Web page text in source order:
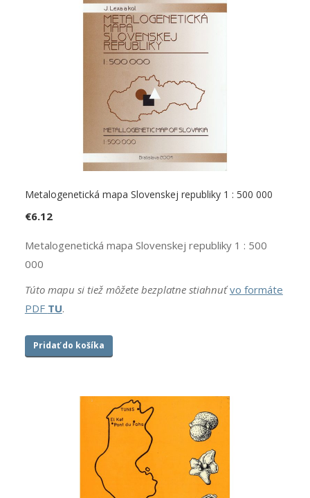
Metalogenetická mapa Slovenskej republiky 1 : 500 000
€6.12
Metalogenetická mapa Slovenskej republiky 1 : 500
000
Túto mapu si tiež môžete bezplatne stiahnuť vo formáte
PDF TU.
Pridať do košíka